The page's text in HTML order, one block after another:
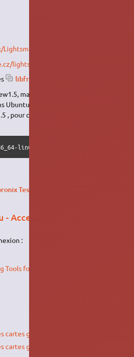
lightsmark/
libfreeimage3
mais la version de ce paquet
Ubuntu 12.10, il faut donc copier
, pour cela, entrer cette ligne (testé
linux-gnu/libGLEW.so.1.8 /usr/lib/
Test Suite
- Accessibilité de site
:
for Ubuntu Users.
cartes graphiques Ati
graphiques Nvidia